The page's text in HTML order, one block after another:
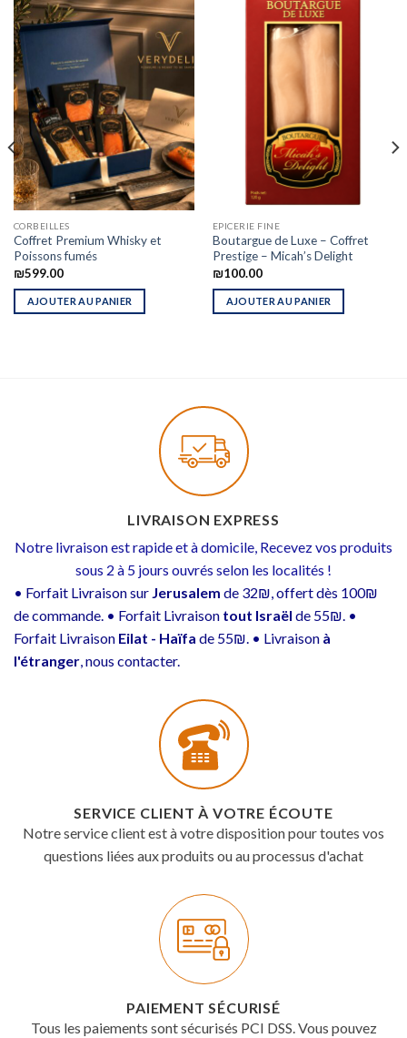
CORBEILLES
Coffret Premium Whisky et
Poissons fumés
₪599.00
AJOUTER AU PANIER
EPICERIE FINE
Boutargue de Luxe – Coffret
Prestige – Micah’s Delight
₪100.00
AJOUTER AU PANIER
LIVRAISON EXPRESS
Notre livraison est rapide et à domicile, Recevez vos produits
sous 2 à 5 jours ouvrés selon les localités !
• Forfait Livraison sur Jerusalem de 32₪, offert dès 100₪
de commande. • Forfait Livraison tout Israël de 55₪. •
Forfait Livraison Eilat - Haïfa de 55₪. • Livraison à
l'étranger, nous contacter.
SERVICE CLIENT À VOTRE ÉCOUTE
Notre service client est à votre disposition pour toutes vos
questions liées aux produits ou au processus d'achat
PAIEMENT SÉCURISÉ
Tous les paiements sont sécurisés PCI DSS. Vous pouvez